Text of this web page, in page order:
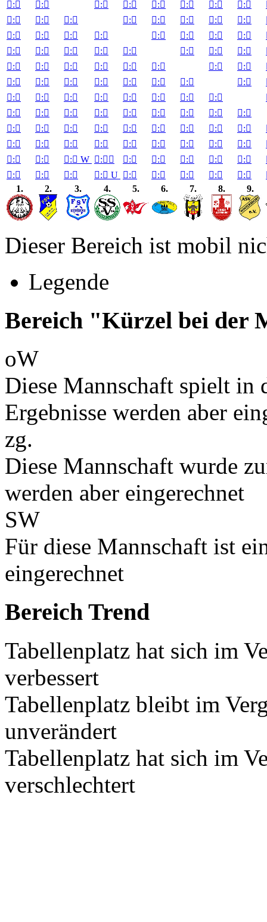
1. 2. 3. 4. 5. 6. 7. 8. 9.
: : : : : : : :
: : : : : : : :
: : : : : : : :
: : : : : : : :
: : : : : : : :
: : : : : : : :
: : : : : : : :
: : : : : : : : :
: : : : : : : : :
: : : : : : : : :
: : : W : : : : : :
: : : : U : : : : :
Dieser Bereich ist mobil
Legende
Bereich "Kürzel bei der
oW
Diese Mannschaft spielt in
Ergebnisse werden aber
zg.
Diese Mannschaft wurde
werden aber eingerechnet
SW
Für diese Mannschaft ist
eingerechnet
Bereich Trend
Tabellenplatz hat sich im
verbessert
Tabellenplatz bleibt im
unverändert
Tabellenplatz hat sich im
verschlechtert